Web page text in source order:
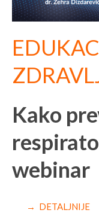
Kako
webinar
→ DETALJNIJE